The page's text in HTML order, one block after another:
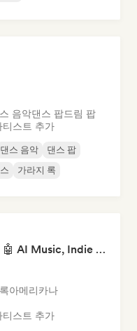
음악댄스 팝드림 팝
티스트 추가
댄스 음악
댄스 팝
가라지 록
Pop Machine Mode 🤖 AI Music, Indie Pop & Dream Pop
아메리카나
티스트 추가